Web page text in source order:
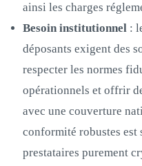
ainsi les charges
Besoin institutionnel :
déposants exigent des
respecter les normes
opérationnels et offrir
avec une couverture
conformité robustes est
prestataires purement